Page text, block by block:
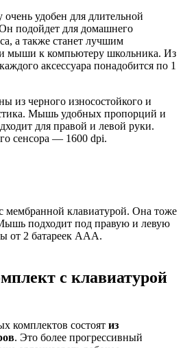
удобен для длительной
подойдет для домашнего
а также станет лучшим
мыши к компьютеру школьника. Из
аксессуара понадобится по 1
из черного износостойкого и
Мышь удобных пропорций и
для правой и левой руки.
сенсора — 1600 dpi.
мембранной клавиатурой. Она тоже
подходит под правую и левую
от 2 батареек ААА.
с клавиатурой
комплектов состоят из
. Это более прогрессивный